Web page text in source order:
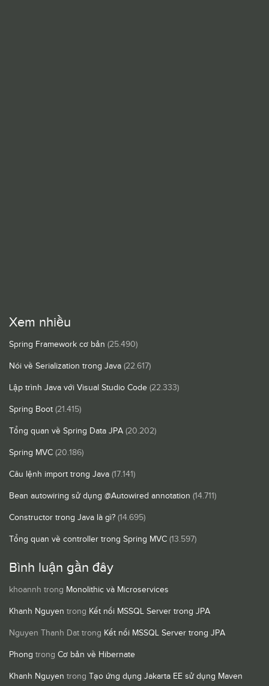
Xem nhiều
Spring Framework cơ bản (25.490)
Nói về Serialization trong Java (22.617)
Lập trình Java với Visual Studio Code (22.333)
Spring Boot (21.415)
Tổng quan về Spring Data JPA (20.202)
Spring MVC (20.186)
Câu lệnh import trong Java (17.141)
Bean autowiring sử dụng @Autowired annotation (14.711)
Constructor trong Java là gì? (14.695)
Tổng quan về controller trong Spring MVC (13.597)
Bình luận gần đây
khoannh trong Monolithic và Microservices
Khanh Nguyen trong Kết nối MSSQL Server trong JPA
Nguyen Thanh Dat trong Kết nối MSSQL Server trong JPA
Phong trong Cơ bản về Hibernate
Khanh Nguyen trong Tạo ứng dụng Jakarta EE sử dụng Maven